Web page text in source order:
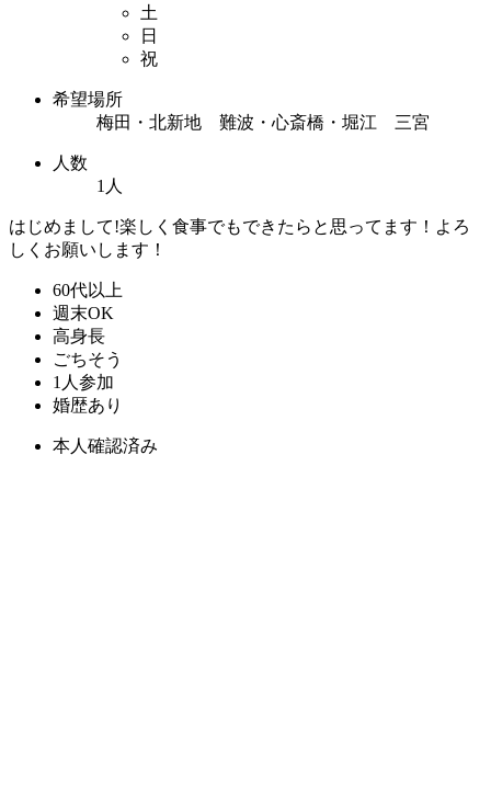
土
日
祝
希望場所
梅田・北新地 難波・心斎橋・堀江 三宮
人数
1人
はじめまして!楽しく食事でもできたらと思ってます！よろ
しくお願いします！
60代以上
週末OK
高身長
ごちそう
1人参加
婚歴あり
本人確認済み